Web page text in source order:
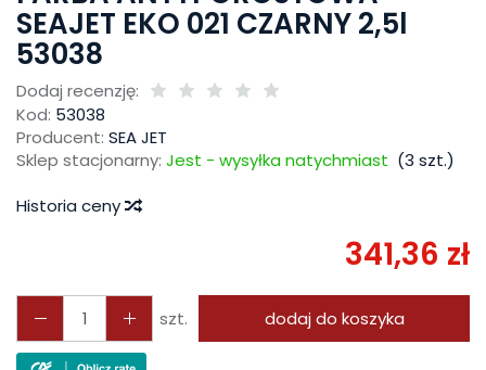
SEAJET EKO 021 CZARNY 2,5l
53038
Dodaj recenzję:
Kod: 53038
Producent: SEA JET
Sklep stacjonarny: Jest - wysyłka natychmiast (3 szt.)
Historia ceny
341,36 zł
szt. dodaj do koszyka